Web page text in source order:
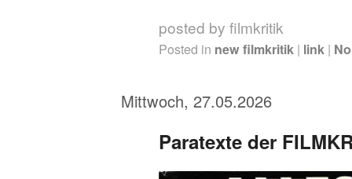
posted by filmkritik
Posted in new filmkritik | link |
Mittwoch, 27.05.2026
Paratexte der